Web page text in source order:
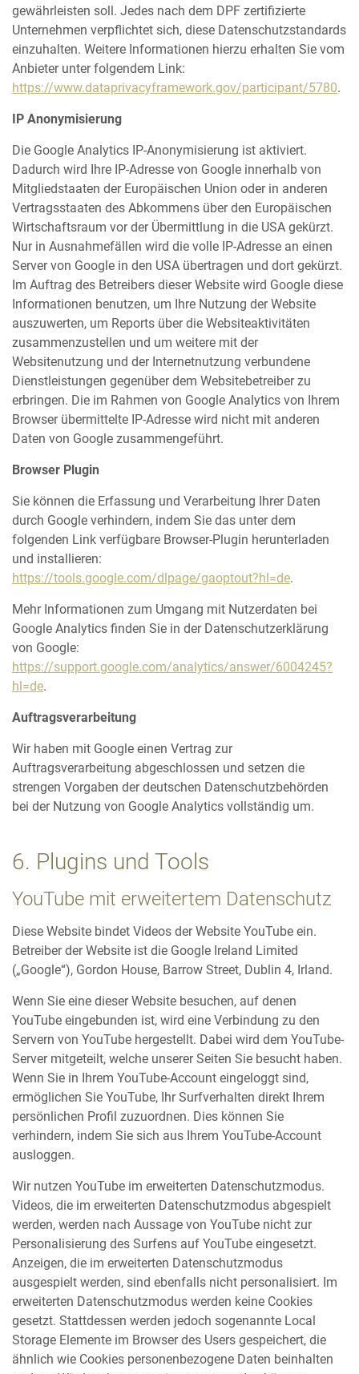
gewährleisten soll. Jedes nach dem DPF zertifizierte
Unternehmen verpflichtet sich, diese Datenschutzstandards
einzuhalten. Weitere Informationen hierzu erhalten Sie vom
Anbieter unter folgendem Link:
https://www.dataprivacyframework.gov/participant/5780.
IP Anonymisierung
Die Google Analytics IP-Anonymisierung ist aktiviert.
Dadurch wird Ihre IP-Adresse von Google innerhalb von
Mitgliedstaaten der Europäischen Union oder in anderen
Vertragsstaaten des Abkommens über den Europäischen
Wirtschaftsraum vor der Übermittlung in die USA gekürzt.
Nur in Ausnahmefällen wird die volle IP-Adresse an einen
Server von Google in den USA übertragen und dort gekürzt.
Im Auftrag des Betreibers dieser Website wird Google diese
Informationen benutzen, um Ihre Nutzung der Website
auszuwerten, um Reports über die Websiteaktivitäten
zusammenzustellen und um weitere mit der
Websitenutzung und der Internetnutzung verbundene
Dienstleistungen gegenüber dem Websitebetreiber zu
erbringen. Die im Rahmen von Google Analytics von Ihrem
Browser übermittelte IP-Adresse wird nicht mit anderen
Daten von Google zusammengeführt.
Browser Plugin
Sie können die Erfassung und Verarbeitung Ihrer Daten
durch Google verhindern, indem Sie das unter dem
folgenden Link verfügbare Browser-Plugin herunterladen
und installieren:
https://tools.google.com/dlpage/gaoptout?hl=de.
Mehr Informationen zum Umgang mit Nutzerdaten bei
Google Analytics finden Sie in der Datenschutzerklärung
von Google:
https://support.google.com/analytics/answer/6004245?
hl=de.
Auftragsverarbeitung
Wir haben mit Google einen Vertrag zur
Auftragsverarbeitung abgeschlossen und setzen die
strengen Vorgaben der deutschen Datenschutzbehörden
bei der Nutzung von Google Analytics vollständig um.
6. Plugins und Tools
YouTube mit erweitertem Datenschutz
Diese Website bindet Videos der Website YouTube ein.
Betreiber der Website ist die Google Ireland Limited
(„Google“), Gordon House, Barrow Street, Dublin 4, Irland.
Wenn Sie eine dieser Website besuchen, auf denen
YouTube eingebunden ist, wird eine Verbindung zu den
Servern von YouTube hergestellt. Dabei wird dem YouTube-
Server mitgeteilt, welche unserer Seiten Sie besucht haben.
Wenn Sie in Ihrem YouTube-Account eingeloggt sind,
ermöglichen Sie YouTube, Ihr Surfverhalten direkt Ihrem
persönlichen Profil zuzuordnen. Dies können Sie
verhindern, indem Sie sich aus Ihrem YouTube-Account
ausloggen.
Wir nutzen YouTube im erweiterten Datenschutzmodus.
Videos, die im erweiterten Datenschutzmodus abgespielt
werden, werden nach Aussage von YouTube nicht zur
Personalisierung des Surfens auf YouTube eingesetzt.
Anzeigen, die im erweiterten Datenschutzmodus
ausgespielt werden, sind ebenfalls nicht personalisiert. Im
erweiterten Datenschutzmodus werden keine Cookies
gesetzt. Stattdessen werden jedoch sogenannte Local
Storage Elemente im Browser des Users gespeichert, die
ähnlich wie Cookies personenbezogene Daten beinhalten